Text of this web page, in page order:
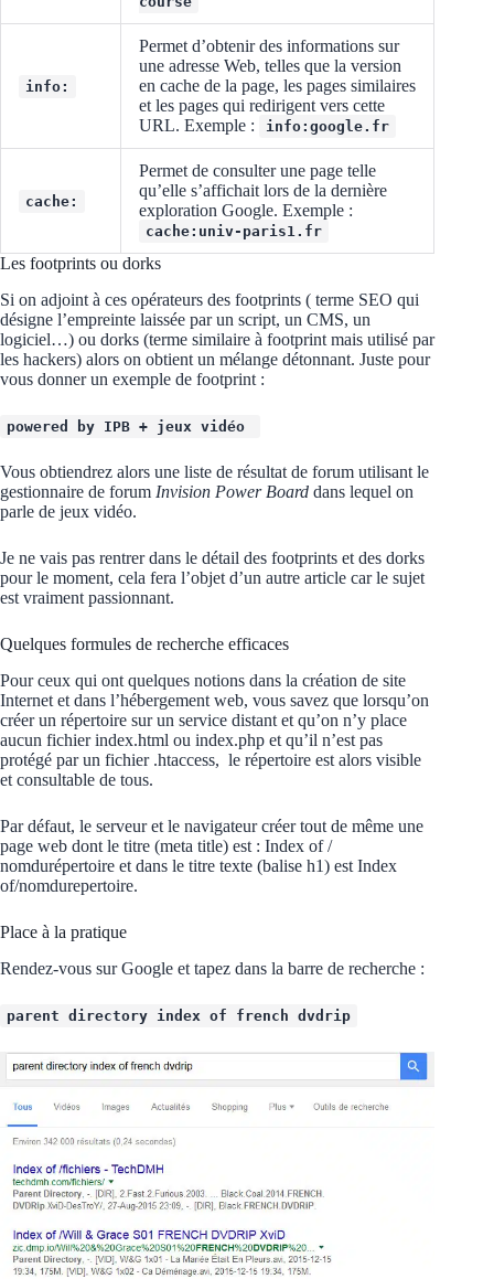
info:
Permet d’obtenir des informations sur
une adresse Web, telles que la version
en cache de la page, les pages similaires
et les pages qui redirigent vers cette
URL. Exemple :
info:google.fr
cache:
Permet de consulter une page telle
qu’elle s’affichait lors de la dernière
exploration Google. Exemple :
cache:univ-paris1.fr
Les footprints ou dorks
Si on adjoint à ces opérateurs des footprints ( terme SEO qui
désigne l’empreinte laissée par un script, un CMS, un
logiciel…) ou dorks (terme similaire à footprint mais utilisé par
les hackers) alors on obtient un mélange détonnant. Juste pour
vous donner un exemple de footprint :
powered by IPB + jeux vidéo
Vous obtiendrez alors une liste de résultat de forum utilisant le
gestionnaire de forum Invision Power Board dans lequel on
parle de jeux vidéo.
Je ne vais pas rentrer dans le détail des footprints et des dorks
pour le moment, cela fera l’objet d’un autre article car le sujet
est vraiment passionnant.
Quelques formules de recherche efficaces
Pour ceux qui ont quelques notions dans la création de site
Internet et dans l’hébergement web, vous savez que lorsqu’on
créer un répertoire sur un service distant et qu’on n’y place
aucun fichier index.html ou index.php et qu’il n’est pas
protégé par un fichier .htaccess, le répertoire est alors visible
et consultable de tous.
Par défaut, le serveur et le navigateur créer tout de même une
page web dont le titre (meta title) est : Index of /
nomdurépertoire et dans le titre texte (balise h1) est Index
of/nomdurepertoire.
Place à la pratique
Rendez-vous sur Google et tapez dans la barre de recherche :
parent directory index of french dvdrip